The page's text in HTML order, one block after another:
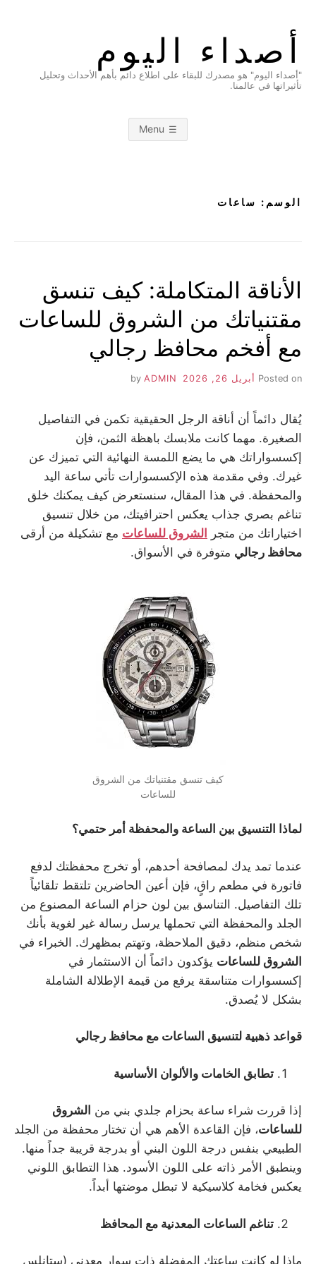
أصداء اليوم
"أصداء اليوم" هو مصدرك للبقاء على اطلاع دائم بأهم الأحداث وتحليل
تأثيراتها في عالمنا.
Menu
الوسم: ساعات
الأناقة المتكاملة: كيف تنسق
مقتنياتك من الشروق للساعات
مع أفخم محافظ رجالي
Posted on أبريل 26, 2026 ADMIN
يُقال دائماً أن أناقة الرجل الحقيقية تكمن في التفاصيل
الصغيرة. مهما كانت ملابسك باهظة الثمن، فإن
إكسسواراتك هي ما يضع اللمسة النهائية التي تميزك عن
غيرك. وفي مقدمة هذه الإكسسوارات تأتي ساعة اليد
والمحفظة. في هذا المقال، سنستعرض كيف يمكنك خلق
تناغم بصري جذاب يعكس احترافيتك، من خلال تنسيق
اختياراتك من متجر الشروق للساعات مع تشكيلة من أرقى
محافظ رجالي متوفرة في الأسواق.
كيف تنسق مقتنياتك من الشروق
للساعات
لماذا التنسيق بين الساعة والمحفظة أمر حتمي؟
عندما تمد يدك لمصافحة أحدهم، أو تخرج محفظتك لدفع
فاتورة في مطعم راقٍ، فإن أعين الحاضرين تلتقط تلقائياً
تلك التفاصيل. التناسق بين لون حزام الساعة المصنوع من
الجلد والمحفظة التي تحملها يرسل رسالة غير لغوية بأنك
شخص منظم، دقيق الملاحظة، وتهتم بمظهرك. الخبراء في
الشروق للساعات يؤكدون دائماً أن الاستثمار في
إكسسوارات متناسقة يرفع من قيمة الإطلالة الشاملة
بشكل لا يُصدق.
قواعد ذهبية لتنسيق الساعات مع محافظ رجالي
تطابق الخامات والألوان الأساسية
إذا قررت شراء ساعة بحزام جلدي بني من الشروق
للساعات، فإن القاعدة الأهم هي أن تختار محفظة من الجلد
الطبيعي بنفس درجة اللون البني أو بدرجة قريبة جداً منها.
وينطبق الأمر ذاته على اللون الأسود. هذا التطابق اللوني
يعكس فخامة كلاسيكية لا تبطل موضتها أبداً.
تناغم الساعات المعدنية مع المحافظ
ماذا لو كانت ساعتك المفضلة ذات سوار معدني (ستانلس